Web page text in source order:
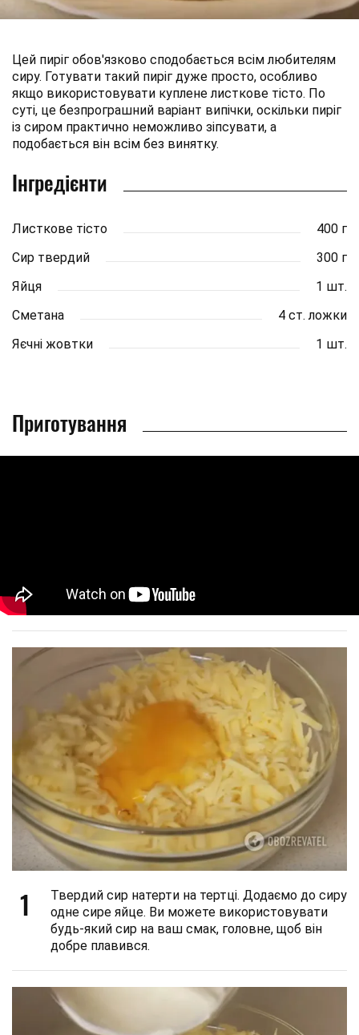
Цей пиріг обов'язково сподобається всім любителям
сиру. Готувати такий пиріг дуже просто, особливо
якщо використовувати куплене листкове тісто. По
суті, це безпрограшний варіант випічки, оскільки пиріг
із сиром практично неможливо зіпсувати, а
подобається він всім без винятку.
Інгредієнти
Листкове тісто
400 г
Сир твердий
300 г
Яйця
1 шт.
Сметана
4 ст. ложки
Яєчні жовтки
1 шт.
Приготування
1
Твердий сир натерти на тертці. Додаємо до сиру
одне сире яйце. Ви можете використовувати
будь-який сир на ваш смак, головне, щоб він
добре плавився.